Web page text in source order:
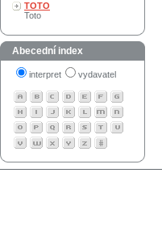
TOTO
Toto
Abecední index
interpret vydavatel